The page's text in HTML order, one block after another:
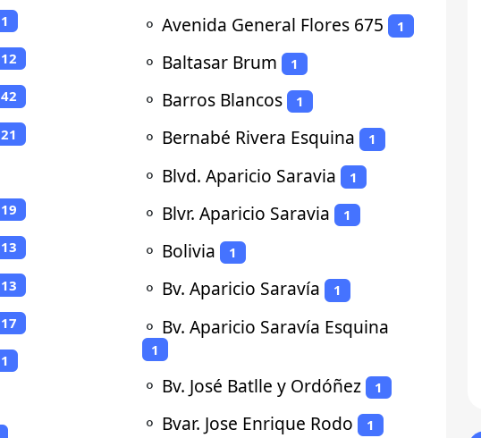
1
12
42
21
19
13
13
17
1
⚬ Avenida General Flores 675 1
⚬ Baltasar Brum 1
⚬ Barros Blancos 1
⚬ Bernabé Rivera Esquina 1
⚬ Blvd. Aparicio Saravia 1
⚬ Blvr. Aparicio Saravia 1
⚬ Bolivia 1
⚬ Bv. Aparicio Saravía 1
⚬ Bv. Aparicio Saravía Esquina
1
⚬ Bv. José Batlle y Ordóñez 1
⚬ Bvar. Jose Enrique Rodo 1